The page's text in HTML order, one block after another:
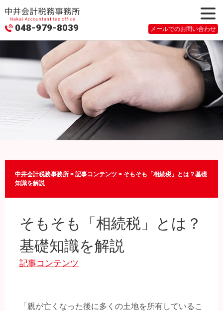
メニュ
ー
048-979-8039 メールでのお問い合わせ
中井会計税務事務所 > 記事コンテンツ > そもそも「相続税」とは？基礎
知識を解説
そもそも「相続税」とは？
基礎知識を解説
記事コンテンツ
「親が亡くなった後に多くの土地を所有しているこ